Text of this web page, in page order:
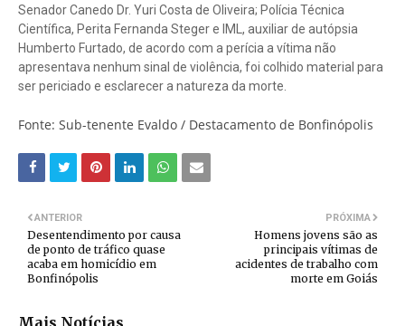
Senador Canedo Dr. Yuri Costa de Oliveira; Polícia Técnica
Científica, Perita Fernanda Steger e IML, auxiliar de autópsia
Humberto Furtado, de acordo com a perícia a vítima não
apresentava nenhum sinal de violência, foi colhido material para
ser periciado e esclarecer a natureza da morte.
Fonte: Sub-tenente Evaldo / Destacamento de Bonfinópolis
PRÓXIMA
Homens jovens são as
principais vítimas de
acidentes de trabalho com
morte em Goiás
ANTERIOR
Desentendimento por causa
de ponto de tráfico quase
acaba em homicídio em
Bonfinópolis